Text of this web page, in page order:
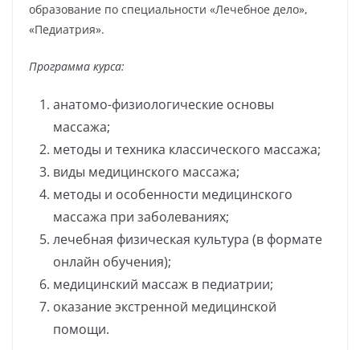
образование по специальности «Лечебное дело»,
«Педиатрия».
Программа курса:
анатомо-физиологические основы
массажа;
методы и техника классического массажа;
виды медицинского массажа;
методы и особенности медицинского
массажа при заболеваниях;
лечебная физическая культура (в формате
онлайн обучения);
медицинский массаж в педиатрии;
оказание экстренной медицинской
помощи.